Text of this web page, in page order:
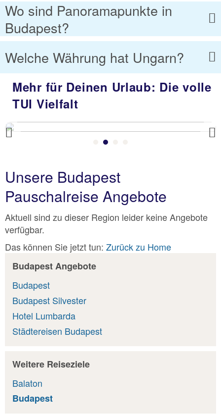
Wo sind Panoramapunkte in
Budapest?
Welche Währung hat Ungarn?
Mehr für Deinen Urlaub: Die volle
TUI Vielfalt
Previous
Unsere Budapest
Pauschalreise Angebote
Aktuell sind zu dieser Region leider keine Angebote
verfügbar.
Das können Sie jetzt tun: Zurück zu Home
Budapest Angebote
Budapest
Budapest Silvester
Hotel Lumbarda
Städtereisen Budapest
Weitere Reiseziele
Balaton
Budapest